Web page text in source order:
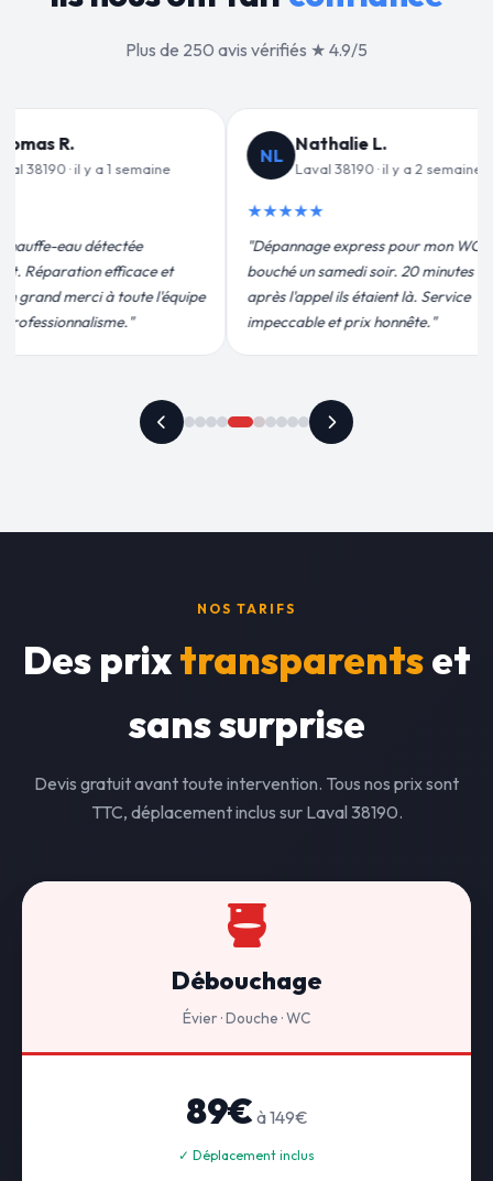
Plus de 250 avis vérifiés ★ 4.9/5
L.
· il y a 2 semaines
pour mon WC
soir. 20 minutes
étaient là. Service
prix honnête."
JF
Jean-François C.
Laval 38190 · il y a 3 semaines
★★★★★
"Remplacement de mon chauffe-eau en
moins de 2h. Équipe très pro, devis
conforme, chantier propre. Je
recommande vivement."
NOS TARIFS
Des prixtransparentset
sans surprise
Devis gratuit avant toute intervention. Tous nos prix sont
TTC, déplacement inclus sur Laval 38190.
Débouchage
Évier · Douche · WC
89€ à 149€
✓ Déplacement inclus